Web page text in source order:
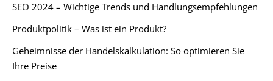
SEO 2024 – Wichtige Trends und Handlungsempfehlungen
Produktpolitik – Was ist ein Produkt?
Geheimnisse der Handelskalkulation: So optimieren Sie
Ihre Preise